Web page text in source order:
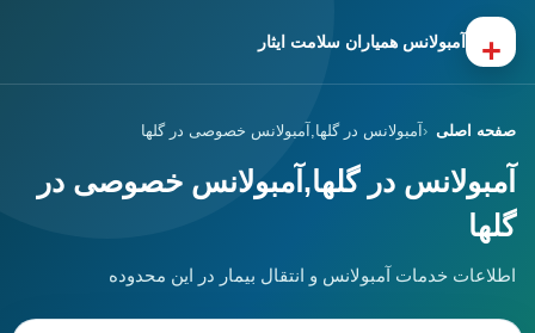
+ آمبولانس همیاران سلامت ایثار
صفحه اصلی آمبولانس در گلها,آمبولانس خصوصی در گلها
آمبولانس در گلها,آمبولانس خصوصی در
گلها
اطلاعات خدمات آمبولانس و انتقال بیمار در این محدوده